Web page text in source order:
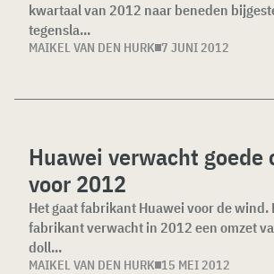
kwartaal van 2012 naar beneden
tegensla...
MAIKEL VAN DEN HURK 7 JUNI 2012
Huawei verwacht goede
voor 2012
Het gaat fabrikant Huawei voor de wind.
fabrikant verwacht in 2012 een omzet
doll...
MAIKEL VAN DEN HURK 15 MEI 2012